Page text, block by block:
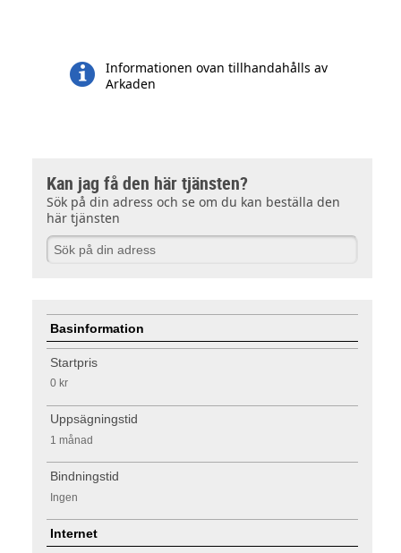
Informationen ovan tillhandahålls av
Arkaden
Kan jag få den här tjänsten?
Sök på din adress och se om du kan beställa den
här tjänsten
Basinformation
Startpris
0 kr
Uppsägningstid
1 månad
Bindningstid
Ingen
Internet